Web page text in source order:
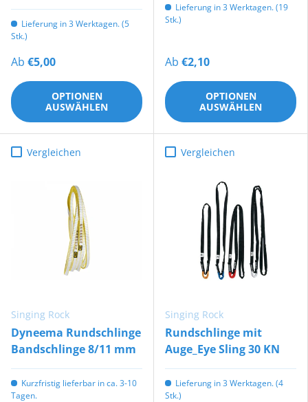
Lieferung in 3 Werktagen. (5
Stk.)
Ab €5,00
OPTIONEN
AUSWÄHLEN
Lieferung in 3 Werktagen. (19
Stk.)
Ab €2,10
OPTIONEN
AUSWÄHLEN
Vergleichen
Singing Rock
Dyneema Rundschlinge
Bandschlinge 8/11 mm
Kurzfristig lieferbar in ca. 3-10
Tagen.
Vergleichen
Singing Rock
Rundschlinge mit
Auge_Eye Sling 30 KN
Lieferung in 3 Werktagen. (4
Stk.)